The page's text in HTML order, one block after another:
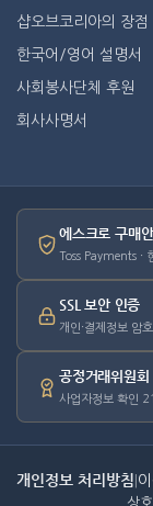
샵오브코리아의 장점
한국어/영어 설명서
사회봉사단체 후원
회사사명서
에스크로 구매
Toss Payments ·
SSL 보안 인증
개인·결제정보 암
공정거래위원회
사업자정보 확인
개인정보 처리방침